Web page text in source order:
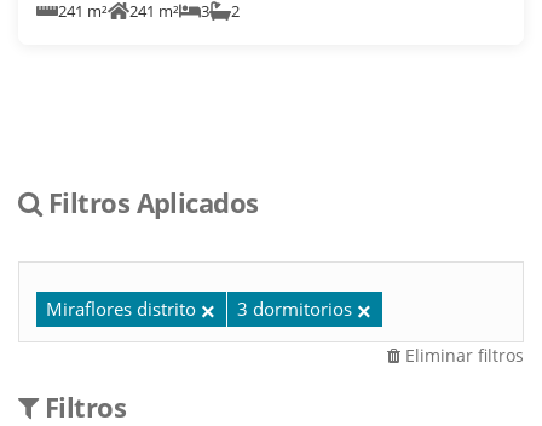
241 m² 241 m² 3 2
Filtros Aplicados
Miraflores distrito 3 dormitorios
Eliminar filtros
Filtros